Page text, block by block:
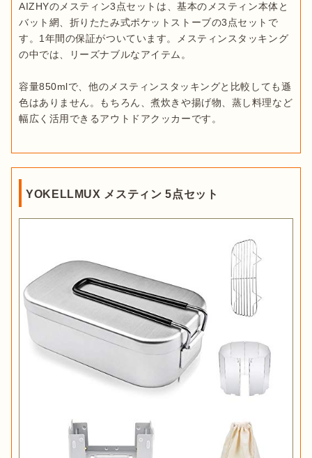
AIZHYのメスティン3点セットは、基本のメスティン本体と
バット網、折りたたみ式ポケットストーブの3点セットで
す。1年間の保証がついています。メスティンスタッキング
の中では、リーズナブルなアイテム。
容量850mlで、他のメスティンスタッキングと比較しても遜
色はありません。もちろん、煮炊きや揚げ物、蒸し料理など
YOKELLMUX メスティン 5点セット